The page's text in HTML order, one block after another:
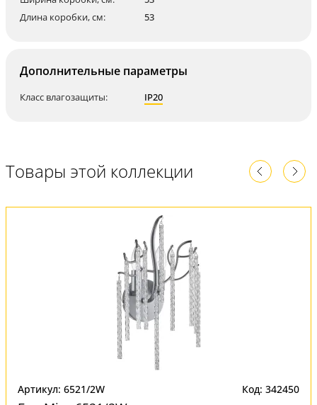
Длина коробки, см:
53
Дополнительные параметры
Класс влагозащиты: IP20
Товары этой коллекции
Артикул: 6521/2W Код: 342450